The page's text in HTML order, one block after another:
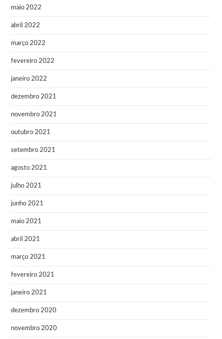
maio 2022
abril 2022
março 2022
fevereiro 2022
janeiro 2022
dezembro 2021
novembro 2021
outubro 2021
setembro 2021
agosto 2021
julho 2021
junho 2021
maio 2021
abril 2021
março 2021
fevereiro 2021
janeiro 2021
dezembro 2020
novembro 2020